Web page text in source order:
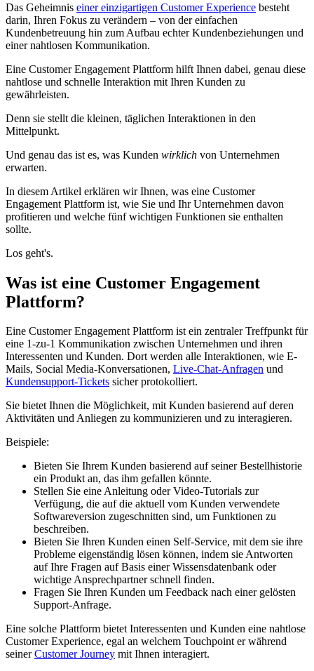
Das Geheimnis einer einzigartigen Customer Experience besteht
darin, Ihren Fokus zu verändern – von der einfachen
Kundenbetreuung hin zum Aufbau echter Kundenbeziehungen und
einer nahtlosen Kommunikation.
Eine Customer Engagement Plattform hilft Ihnen dabei, genau diese
nahtlose und schnelle Interaktion mit Ihren Kunden zu
gewährleisten.
Denn sie stellt die kleinen, täglichen Interaktionen in den
Mittelpunkt.
Und genau das ist es, was Kunden wirklich von Unternehmen
erwarten.
In diesem Artikel erklären wir Ihnen, was eine Customer
Engagement Plattform ist, wie Sie und Ihr Unternehmen davon
profitieren und welche fünf wichtigen Funktionen sie enthalten
sollte.
Los geht's.
Was ist eine Customer Engagement
Plattform?
Eine Customer Engagement Plattform ist ein zentraler Treffpunkt für
eine 1-zu-1 Kommunikation zwischen Unternehmen und ihren
Interessenten und Kunden. Dort werden alle Interaktionen, wie E-
Mails, Social Media-Konversationen, Live-Chat-Anfragen und
Kundensupport-Tickets sicher protokolliert.
Sie bietet Ihnen die Möglichkeit, mit Kunden basierend auf deren
Aktivitäten und Anliegen zu kommunizieren und zu interagieren.
Beispiele:
Bieten Sie Ihrem Kunden basierend auf seiner Bestellhistorie
ein Produkt an, das ihm gefallen könnte.
Stellen Sie eine Anleitung oder Video-Tutorials zur
Verfügung, die auf die aktuell vom Kunden verwendete
Softwareversion zugeschnitten sind, um Funktionen zu
beschreiben.
Bieten Sie Ihren Kunden einen Self-Service, mit dem sie ihre
Probleme eigenständig lösen können, indem sie Antworten
auf Ihre Fragen auf Basis einer Wissensdatenbank oder
wichtige Ansprechpartner schnell finden.
Fragen Sie Ihren Kunden um Feedback nach einer gelösten
Support-Anfrage.
Eine solche Plattform bietet Interessenten und Kunden eine nahtlose
Customer Experience, egal an welchem Touchpoint er während
seinerCustomer Journey mit Ihnen interagiert.